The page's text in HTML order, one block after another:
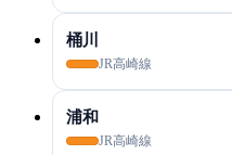
桶川
JR高崎線
浦和
JR高崎線